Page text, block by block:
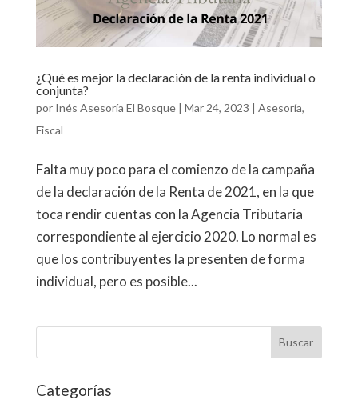
¿Qué es mejor la declaración de la renta individual o
conjunta?
por Inés Asesoría El Bosque| Mar 24, 2023 | Asesoría,
Fiscal
Falta muy poco para el comienzo de la campaña
de la declaración de la Renta de 2021, en la que
toca rendir cuentas con la Agencia Tributaria
correspondiente al ejercicio 2020. Lo normal es
que los contribuyentes la presenten de forma
individual, pero es posible...
Categorías